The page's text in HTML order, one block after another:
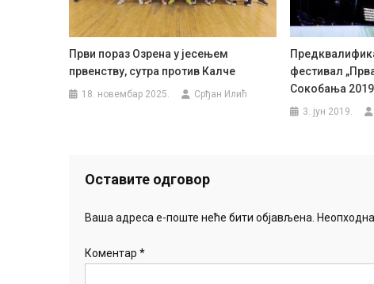
Први пораз Озрена у јесењем
првенству, сутра против Калче
18. новембар 2025. Срђан Илић
фестивал
Сокобања
3. јун 2019.
Оставите одговор
Ваша адреса е-поште неће бити објављена.
Коментар *